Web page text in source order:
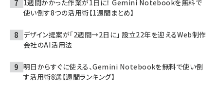
1週間かかった作業が1日に！ Gemini Notebookを無料で
使い倒す8つの活用術【1週間まとめ】
デザイン提案が「2週間→2日に」 設立22年を迎えるWeb制作
会社のAI活用法
明日からすぐに使える、Gemini Notebookを無料で使い倒
す活用術8選【週間ランキング】